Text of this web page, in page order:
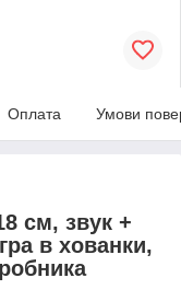
Оплата Умови
см, звук +
в хованки,